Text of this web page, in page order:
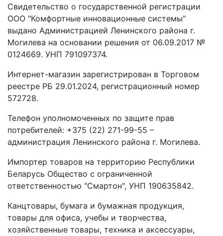
Свидетельство о государственной регистрации
ООО "Комфортные инновационные системы"
выдано Администрацией Ленинского района г.
Могилева на основании решения от 06.09.2017 №
0124669. УНП 791097374.
Интернет-магазин зарегистрирован в Торговом
реестре РБ 29.01.2024, регистрационный номер
572728.
Телефон уполномоченных по защите прав
потребителей: +375 (22) 271-99-55 –
администрация Ленинского района г. Могилева.
Импортер товаров на территорию Республики
Беларусь Общество с ограниченной
ответственностью "Смартон", УНП 190635842.
Канцтовары, бумага и бумажная продукция,
товары для офиса, учебы и творчества,
хозяйственные товары, техника и аксессуары,